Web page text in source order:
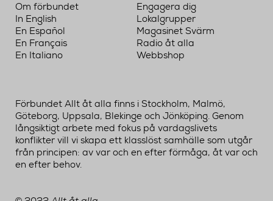
Om förbundet
In English
En Español
En Français
En Italiano
Engagera dig
Lokalgrupper
Magasinet Svärm
Radio åt alla
Webbshop
Förbundet Allt åt alla finns i Stockholm, Malmö,
Göteborg, Uppsala, Blekinge och Jönköping. Genom
långsiktigt arbete med fokus på vardagslivets
konflikter vill vi skapa ett klasslöst samhälle som utgår
från principen: av var och en efter förmåga, åt var och
en efter behov.